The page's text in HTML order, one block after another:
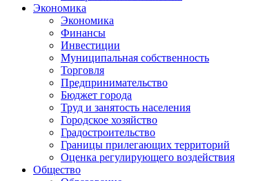
Экономика
Экономика
Финансы
Инвестиции
Муниципальная собственность
Торговля
Предпринимательство
Бюджет города
Труд и занятость населения
Городское хозяйство
Градостроительство
Границы прилегающих территорий
Оценка регулирующего воздействия
Общество